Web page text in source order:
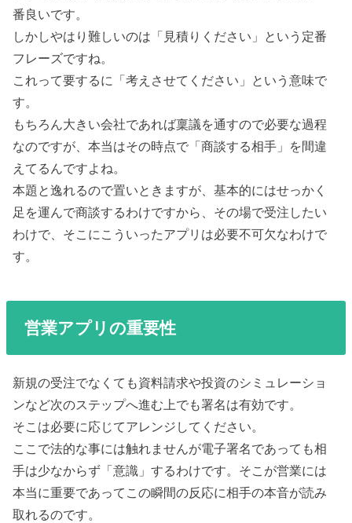
番良いです。
しかしやはり難しいのは「見積りください」という定番
フレーズですね。
これって要するに「考えさせてください」という意味で
す。
もちろん大きい会社であれば稟議を通すので必要な過程
なのですが、本当はその時点で「商談する相手」を間違
えてるんですよね。
本題と逸れるので置いときますが、基本的にはせっかく
足を運んで商談するわけですから、その場で受注したい
わけで、そこにこういったアプリは必要不可欠なわけで
す。
営業アプリの重要性
新規の受注でなくても資料請求や投資のシミュレーショ
ンなど次のステップへ進む上でも署名は有効です。
そこは必要に応じてアレンジしてください。
ここで法的な事には触れませんが電子署名であっても相
手は少なからず「意識」するわけです。そこが営業には
本当に重要であってこの瞬間の反応に相手の本音が読み
取れるのです。